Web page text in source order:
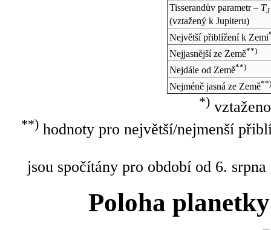
Tisserandův parametr – TJ
(vztažený k Jupiteru)
Největší přiblížení k Zemi
Nejjasnější ze Země**)
Nejdále od Země**)
Nejméně jasná ze Země**)
*)
**)hodnoty pro největší/nejmenší
jsou spočítány pro období od 6.
Poloha